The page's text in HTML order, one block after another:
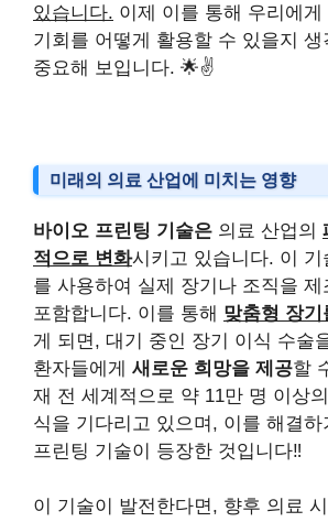
있습니다. 이제 이를 통해 우리에
기회를 어떻게 활용할 수 있을지 생
중요해 보입니다. 🌟✌️
미래의 의료 산업에 미치는 영향
바이오 프린팅 기술은 의료 산업의
적으로 변화시키고 있습니다. 이 기
를 사용하여 실제 장기나 조직을 제
포함합니다. 이를 통해 맞춤형 장기
게 되면, 대기 중인 장기 이식 수술
환자들에게 새로운 희망을 제공할
재 전 세계적으로 약 11만 명 이상
식을 기다리고 있으며, 이를 해결하
프린팅 기술이 등장한 것입니다‼️
이 기술이 발전한다면, 향후 의료